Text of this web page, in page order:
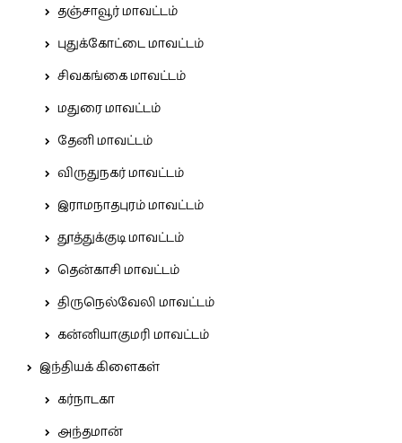
தஞ்சாவூர் மாவட்டம்
புதுக்கோட்டை மாவட்டம்
சிவகங்கை மாவட்டம்
மதுரை மாவட்டம்
தேனி மாவட்டம்
விருதுநகர் மாவட்டம்
இராமநாதபுரம் மாவட்டம்
தூத்துக்குடி மாவட்டம்
தென்காசி மாவட்டம்
திருநெல்வேலி மாவட்டம்
கன்னியாகுமரி மாவட்டம்
இந்தியக் கிளைகள்
கர்நாடகா
அந்தமான்